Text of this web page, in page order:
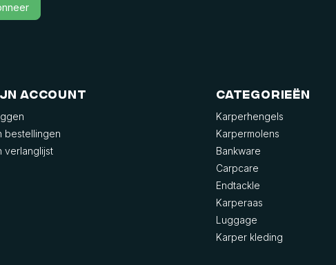
account
bestellingen
verlanglijst
Categorieën
Karperhengels
Karpermolens
Bankware
Carpcare
Endtackle
Karperaas
Luggage
Karper kleding